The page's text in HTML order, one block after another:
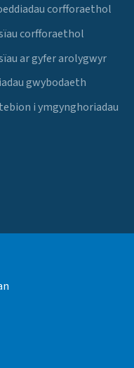
corfforaethol
corfforaethol
ar gyfer arolygwyr
gwybodaeth
i ymgynghoriadau